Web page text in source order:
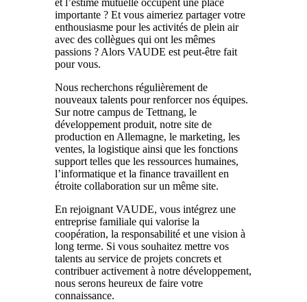
et l’estime mutuelle occupent une place
importante ? Et vous aimeriez partager votre
enthousiasme pour les activités de plein air
avec des collègues qui ont les mêmes
passions ? Alors VAUDE est peut-être fait
pour vous.
Nous recherchons régulièrement de
nouveaux talents pour renforcer nos équipes.
Sur notre campus de Tettnang, le
développement produit, notre site de
production en Allemagne, le marketing, les
ventes, la logistique ainsi que les fonctions
support telles que les ressources humaines,
l’informatique et la finance travaillent en
étroite collaboration sur un même site.
En rejoignant VAUDE, vous intégrez une
entreprise familiale qui valorise la
coopération, la responsabilité et une vision à
long terme. Si vous souhaitez mettre vos
talents au service de projets concrets et
contribuer activement à notre développement,
nous serons heureux de faire votre
connaissance.